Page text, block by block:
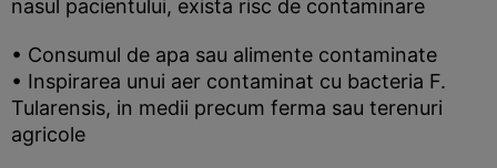
nasul pacientului, exista risc de contaminare
• Consumul de apa sau alimente contaminate
• Inspirarea unui aer contaminat cu bacteria F.
Tularensis, in medii precum ferma sau terenuri
agricole